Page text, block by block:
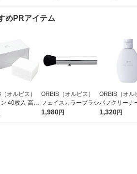
めPRアイテム
オルビス）
40枚入 高級
ORBIS（オルビス）
フェイスカラーブラシ
1,980円
ORBIS（オル
パフクリーナ
×2個
1,320円